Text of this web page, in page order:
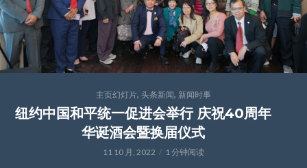
主页幻灯片, 头条新闻, 新闻时事
纽约中国和平统一促进会举行 庆祝40周年
华诞酒会暨换届仪式
11 10 月, 2022 1 分钟阅读